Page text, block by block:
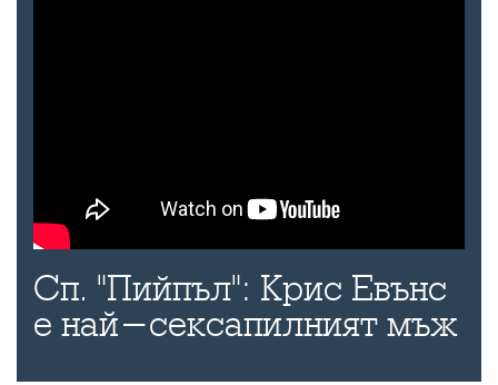
Сп. "Пийпъл": Крис Евънс
е най-сексапилният мъж